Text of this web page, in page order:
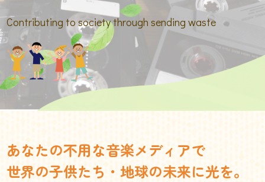
Contributing to society through sending waste
あなたの不用な音楽メディアで
世界の子供たち・地球の未来に光を。